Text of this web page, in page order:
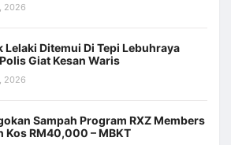
2026
Lelaki Ditemui Di Tepi Lebuhraya
Giat Kesan Waris
2026
Sampah Program RXZ Members
Kos RM40,000 – MBKT